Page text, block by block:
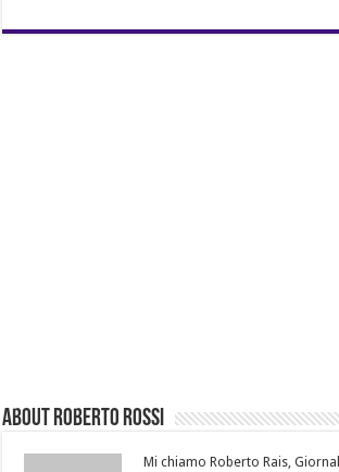
About Roberto Rossi
Mi chiamo Roberto Rais,